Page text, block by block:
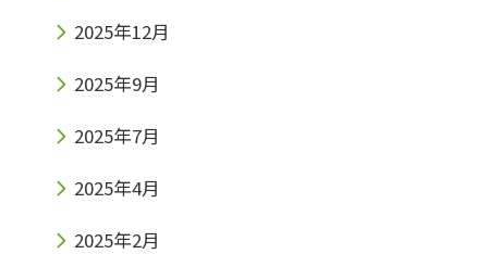
2025年12月
2025年9月
2025年7月
2025年4月
2025年2月